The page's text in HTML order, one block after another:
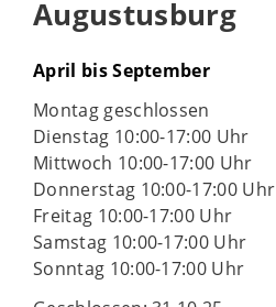
Augustusburg
April bis September
Montag geschlossen
Dienstag 10:00-17:00 Uhr
Mittwoch 10:00-17:00 Uhr
Donnerstag 10:00-17:00 Uhr
Freitag 10:00-17:00 Uhr
Samstag 10:00-17:00 Uhr
Sonntag 10:00-17:00 Uhr